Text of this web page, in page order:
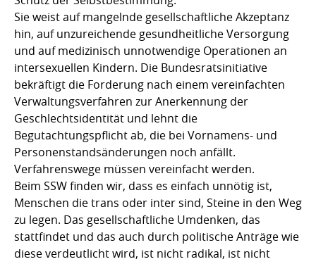
Sie weist auf mangelnde gesellschaftliche Akzeptanz
hin, auf unzureichende gesundheitliche Versorgung
und auf medizinisch unnotwendige Operationen an
intersexuellen Kindern. Die Bundesratsinitiative
bekräftigt die Forderung nach einem vereinfachten
Verwaltungsverfahren zur Anerkennung der
Geschlechtsidentität und lehnt die
Begutachtungspflicht ab, die bei Vornamens- und
Personenstandsänderungen noch anfällt.
Verfahrenswege müssen vereinfacht werden.
Beim SSW finden wir, dass es einfach unnötig ist,
Menschen die trans oder inter sind, Steine in den Weg
zu legen. Das gesellschaftliche Umdenken, das
stattfindet und das auch durch politische Anträge wie
diese verdeutlicht wird, ist nicht radikal, ist nicht